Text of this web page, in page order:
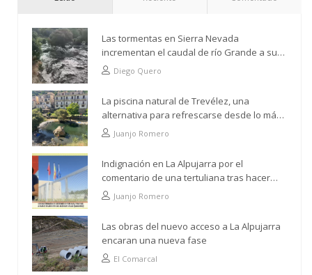
Las tormentas en Sierra Nevada
incrementan el caudal de río Grande a su
paso por Trevélez
Diego Quero
La piscina natural de Trevélez, una
alternativa para refrescarse desde lo más
altoJuanjo Romero
Indignación en La Alpujarra por el
comentario de una tertuliana tras hacer
alusión al analfabetismo con la comarca
Juanjo Romero
Las obras del nuevo acceso a La Alpujarra
encaran una nueva fase
El Comarcal